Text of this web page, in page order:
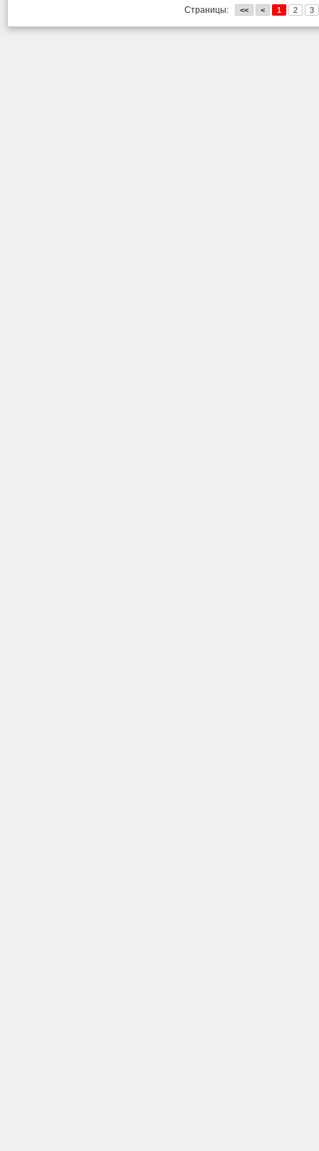
Страницы: << < 1 2 3